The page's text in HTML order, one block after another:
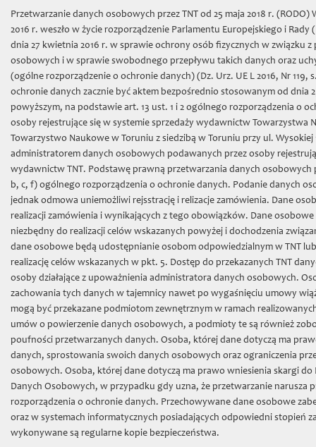
Zamówienia on-line
Wybierz język:
Mój koszyk | (0) 0 zł
Towarzystwo Naukowe w
Toruniu
Toggle
TNT Projekty Granty badawcze
» Niemiecko-polski i polsko-
niemiecki słownik historyczny
Granty badawcze
Księga ławnicza Starego Miasta Torunia (1479-1515)
Niemiecko-polski i polsko-niemiecki słownik historyczny
Przetwarzanie danych osobowych przez TNT od 25 maja 2018 r. (RODO)
2016 r. weszło w życie rozporządzenie Parlamentu Europejskiego i Rady
dnia 27 kwietnia 2016 r. w sprawie ochrony osób fizycznych w związku
osobowych i w sprawie swobodnego przepływu takich danych oraz
(ogólne rozporządzenie o ochronie danych) (Dz. Urz. UE L 2016, Nr 119,
ochronie danych zacznie być aktem bezpośrednio stosowanym od dnia
powyższym, na podstawie art. 13 ust. 1 i 2 ogólnego rozporządzenia o
osoby rejestrujące się w systemie sprzedaży wydawnictw Towarzystwa
Towarzystwo Naukowe w Toruniu z siedzibą w Toruniu przy ul. Wysokiej
administratorem danych osobowych podawanych przez osoby
wydawnictw TNT. Podstawę prawną przetwarzania danych osobowych
b, c, f) ogólnego rozporządzenia o ochronie danych. Podanie danych
jednak odmowa uniemożliwi rejsstrację i relizacje zamówienia. Dane
realizacji zamówienia i wynikających z tego obowiązków. Dane
niezbędny do realizacji celów wskazanych powyżej i dochodzenia
dane osobowe będą udostępnianie osobom odpowiedzialnym w TNT lub
realizację celów wskazanych w pkt. 5. Dostęp do przekazanych TNT
osoby działające z upoważnienia administratora danych osobowych.
zachowania tych danych w tajemnicy nawet po wygaśnięciu umowy
mogą być przekazane podmiotom zewnętrznym w ramach
umów o powierzenie danych osobowych, a podmioty te są również
poufności przetwarzanych danych. Osoba, której dane dotyczą ma
danych, sprostowania swoich danych osobowych oraz ograniczenia
osobowych. Osoba, której dane dotyczą ma prawo wniesienia skargi do
Danych Osobowych, w przypadku gdy uzna, że przetwarzanie narusza
rozporządzenia o ochronie danych. Przechowywane dane osobowe
oraz w systemach informatycznych posiadających odpowiedni stopień
wykonywane są regularne kopie bezpieczeństwa.